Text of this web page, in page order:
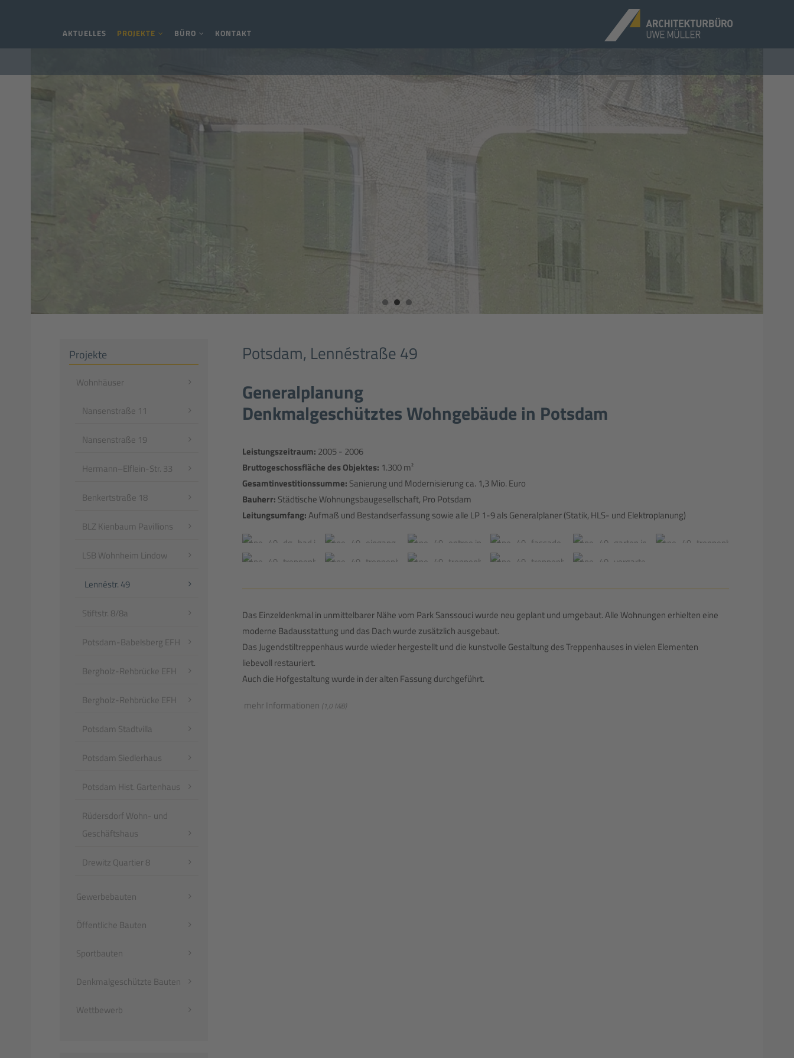
AKTUELLES PROJEKTE BÜRO KONTAKT
Potsdam, Lennéstraße 49
Generalplanung
Denkmalgeschütztes Wohngebäude in Potsdam
Leistungszeitraum: 2005 - 2006
Bruttogeschossfläche des Objektes: 1.300 m²
Gesamtinvestitionssumme: Sanierung und Modernisierung ca. 1,3 Mio. Euro
Bauherr: Städtische Wohnungsbaugesellschaft, Pro Potsdam
Leitungsumfang:Aufmaß und Bestandserfassung sowie alle LP 1-9 als Generalplaner (Statik, HLS- und Elektroplanung)
Das Einzeldenkmal in unmittelbarer Nähe vom Park Sanssouci wurde neu geplant und umgebaut. Alle Wohnungen erhielten eine
moderne Badausstattung und das Dach wurde zusätzlich ausgebaut.
Das Jugendstiltreppenhaus wurde wieder hergestellt und die kunstvolle Gestaltung des Treppenhauses in vielen Elementen
liebevoll restauriert.
Auch die Hofgestaltung wurde in der alten Fassung durchgeführt.
mehr Informationen (1,0 MiB)
Projekte
Navigation
Wohnhäuser
Nansenstraße 11
Nansenstraße 19
Hermann–Elflein-Str. 33
Benkertstraße 18
BLZ Kienbaum Pavillions
LSB Wohnheim Lindow
Lennéstr. 49
Stiftstr. 8/8a
Potsdam-Babelsberg EFH
Bergholz-Rehbrücke EFH
Bergholz-Rehbrücke EFH
Potsdam Stadtvilla
Potsdam Siedlerhaus
Potsdam Hist. Gartenhaus
Rüdersdorf Wohn- und
Geschäftshaus
Drewitz Quartier 8
Gewerbebauten
Öffentliche Bauten
Sportbauten
Denkmalgeschützte Bauten
Wettbewerb